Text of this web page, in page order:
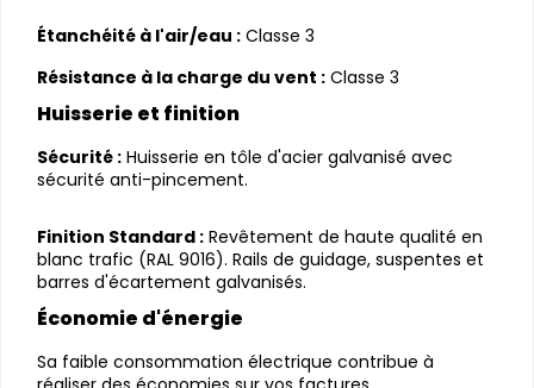
Étanchéité à l'air/eau : Classe 3
Résistance à la charge du vent : Classe 3
Huisserie et finition
Sécurité : Huisserie en tôle d'acier galvanisé avec
sécurité anti-pincement.
Finition Standard : Revêtement de haute qualité en
blanc trafic (RAL 9016). Rails de guidage, suspentes et
barres d'écartement galvanisés.
Économie d'énergie
Sa faible consommation électrique contribue à